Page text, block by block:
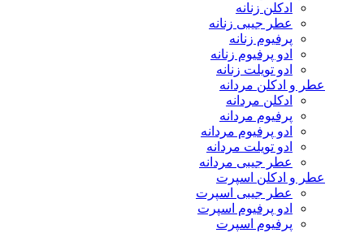
ادکلن زنانه
عطر جیبی زنانه
پرفیوم زنانه
ادو پرفیوم زنانه
ادو تویلت زنانه
عطر و ادکلن مردانه
ادکلن مردانه
پرفیوم مردانه
ادو پرفیوم مردانه
ادو تویلت مردانه
عطر جیبی مردانه
عطر و ادکلن اسپرت
عطر جیبی اسپرت
ادو پرفیوم اسپرت
پرفیوم اسپرت